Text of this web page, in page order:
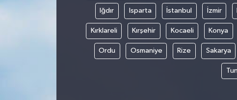
Iğdır Isparta İstanbul İzmir
Kırklareli Kırşehir Kocaeli Konya
Ordu Osmaniye Rize Sakarya